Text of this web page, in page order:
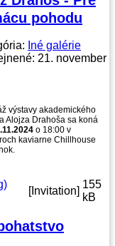
pohodu
Iné galérie
21. november
výstavy akademického
Alojza Drahoša sa koná
o 18:00 v
kaviarne Chillhouse
[Invitation]
155
kB